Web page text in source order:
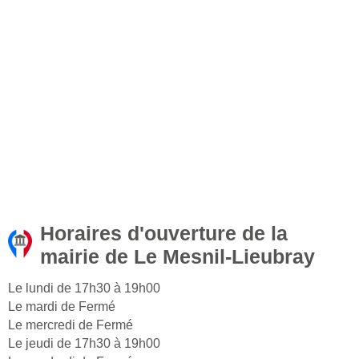
Horaires d'ouverture de la
mairie de Le Mesnil-Lieubray
Le lundi de 17h30 à 19h00
Le mardi de Fermé
Le mercredi de Fermé
Le jeudi de 17h30 à 19h00